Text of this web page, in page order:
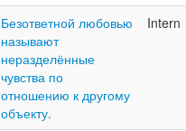
Безответной любовью
называют
неразделённые
чувства по
отношению к другому
объекту.
Intern